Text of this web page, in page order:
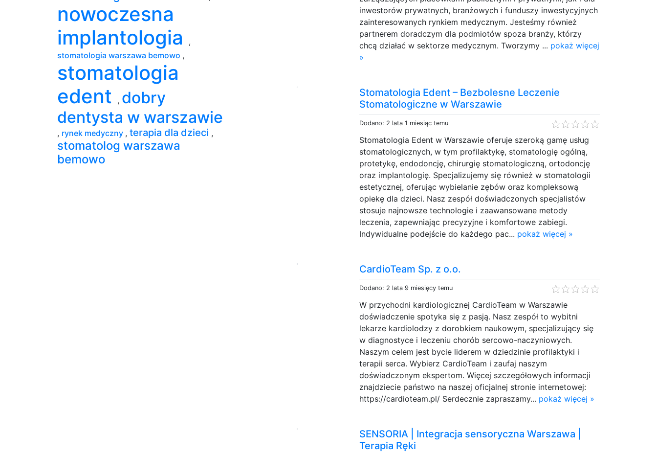
inwestorów prywatnych, branżowych i funduszy inwestycyjnych
zainteresowanych rynkiem medycznym. Jesteśmy również
partnerem doradczym dla podmiotów spoza branży, którzy
chcą działać w sektorze medycznym. Tworzymy ... pokaż więcej
»
Stomatologia Edent – Bezbolesne Leczenie
Stomatologiczne w Warszawie
Dodano: 2 lata 1 miesiąc temu
Stomatologia Edent w Warszawie oferuje szeroką gamę usług
stomatologicznych, w tym profilaktykę, stomatologię ogólną,
protetykę, endodoncję, chirurgię stomatologiczną, ortodoncję
oraz implantologię. Specjalizujemy się również w stomatologii
estetycznej, oferując wybielanie zębów oraz kompleksową
opiekę dla dzieci. Nasz zespół doświadczonych specjalistów
stosuje najnowsze technologie i zaawansowane metody
leczenia, zapewniając precyzyjne i komfortowe zabiegi.
Indywidualne podejście do każdego pac... pokaż więcej »
CardioTeam Sp. z o.o.
Dodano: 2 lata 9 miesięcy temu
W przychodni kardiologicznej CardioTeam w Warszawie
doświadczenie spotyka się z pasją. Nasz zespół to wybitni
lekarze kardiolodzy z dorobkiem naukowym, specjalizujący się
w diagnostyce i leczeniu chorób sercowo-naczyniowych.
Naszym celem jest bycie liderem w dziedzinie profilaktyki i
terapii serca. Wybierz CardioTeam i zaufaj naszym
doświadczonym ekspertom. Więcej szczegółowych informacji
znajdziecie państwo na naszej oficjalnej stronie internetowej:
https://cardioteam.pl/ Serdecznie zapraszamy... pokaż więcej »
SENSORIA | Integracja sensoryczna Warszawa |
Terapia Ręki
nowoczesna
implantologia
,
stomatologia warszawa bemowo ,
stomatologia
edent
, dobry
dentysta w warszawie
, rynek medyczny , terapia dla dzieci ,
stomatolog warszawa
bemowo